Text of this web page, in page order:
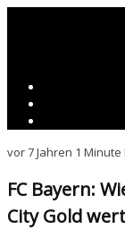
vor 7 Jahren 1
FC Bayern:
City Gold